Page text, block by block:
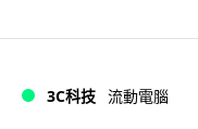
3C科技 流動電腦